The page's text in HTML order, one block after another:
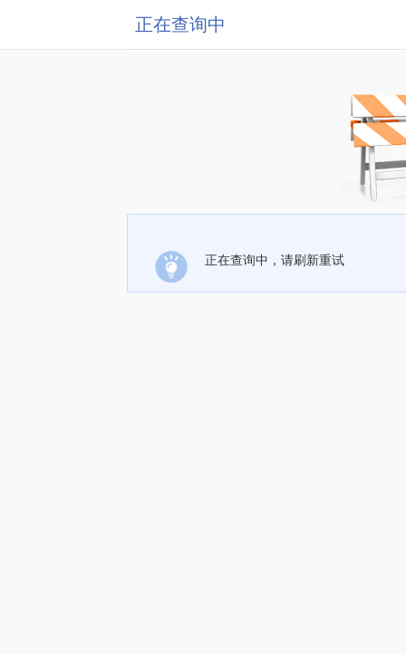
正在查询中
正在查询中，请刷新重试